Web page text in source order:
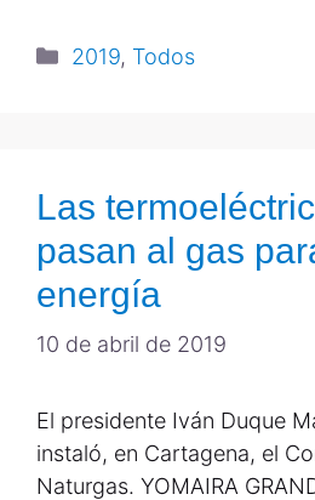
2019, Todos
Las
pasan al gas
energía
10 de abril de 2019
El presidente Iván Duque
instaló, en Cartagena, el
Naturgas. YOMAIRA